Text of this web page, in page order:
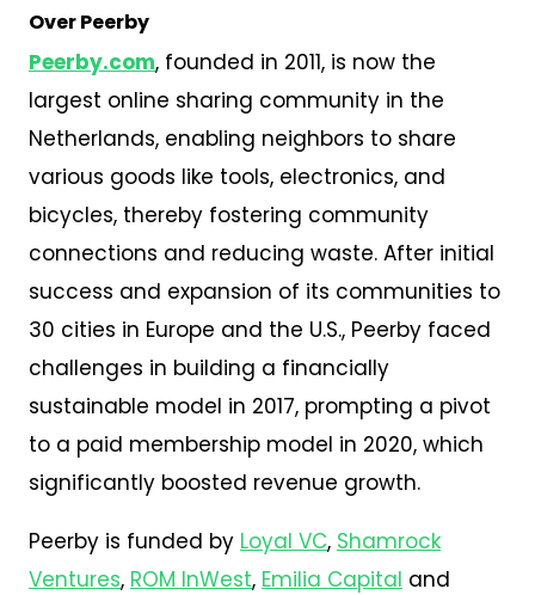
Over Peerby
Peerby.com, founded in 2011, is now the
largest online sharing community in the
Netherlands, enabling neighbors to share
various goods like tools, electronics, and
bicycles, thereby fostering community
connections and reducing waste. After initial
success and expansion of its communities to
30 cities in Europe and the U.S., Peerby faced
challenges in building a financially
sustainable model in 2017, prompting a pivot
to a paid membership model in 2020, which
significantly boosted revenue growth.
Peerby is funded by Loyal VC, Shamrock
Ventures, ROM InWest, Emilia Capital and